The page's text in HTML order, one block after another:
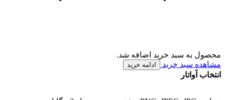
محصول به سبد خرید اضافه شد.
مشاهده سبد خرید
ادامه خرید
انتخاب آواتار